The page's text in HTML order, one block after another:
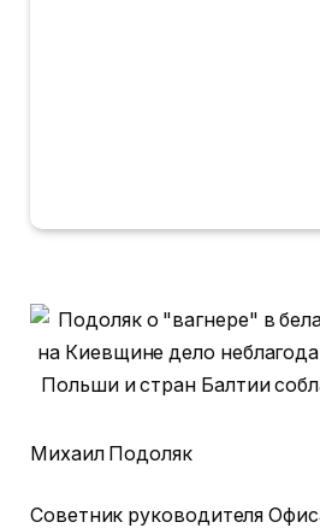
Михаил Подоляк
Советник руководителя